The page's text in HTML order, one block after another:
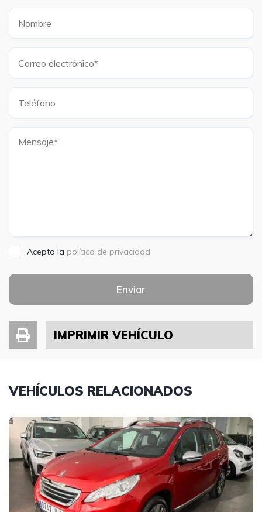
Acepto la política de privacidad
Enviar
IMPRIMIR VEHÍCULO
VEHÍCULOS RELACIONADOS